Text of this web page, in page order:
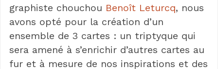
graphiste chouchou Benoît Leturcq, nous
avons opté pour la création d’un
ensemble de 3 cartes : un triptyque qui
sera amené à s’enrichir d’autres cartes au
fur et à mesure de nos inspirations et des